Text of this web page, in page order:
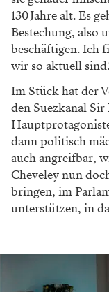
Sie selber habe
entschieden,
Dass sie neben
kommt ihr in ihrer
eigentlich nur
wurde es dann
profitiert habe.
analytischen Blick
relevante
Macht